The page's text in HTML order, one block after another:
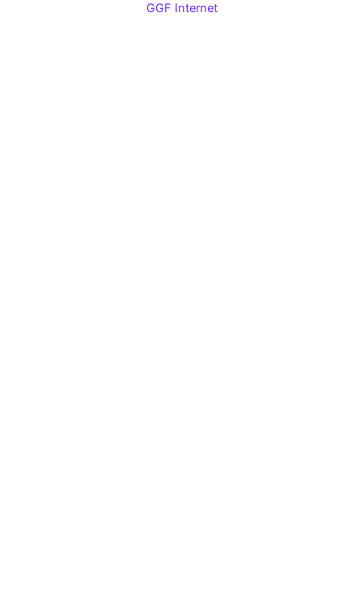
GGF Internet